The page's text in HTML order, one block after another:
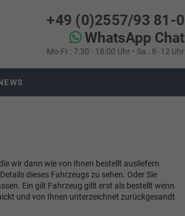
+49 (0)2557/93 81-0
WhatsApp Chat
Mo-Fr.: 7:30 - 18:00 Uhr • Sa.: 8- 12 Uhr
wir dann wie von Ihnen bestellt ausliefern
dieses Fahrzeugs zu sehen. Oder Sie
Ein gilt Fahrzeug gillt erst als bestellt wenn
und von Ihnen unterzeichnet zurückgesandt